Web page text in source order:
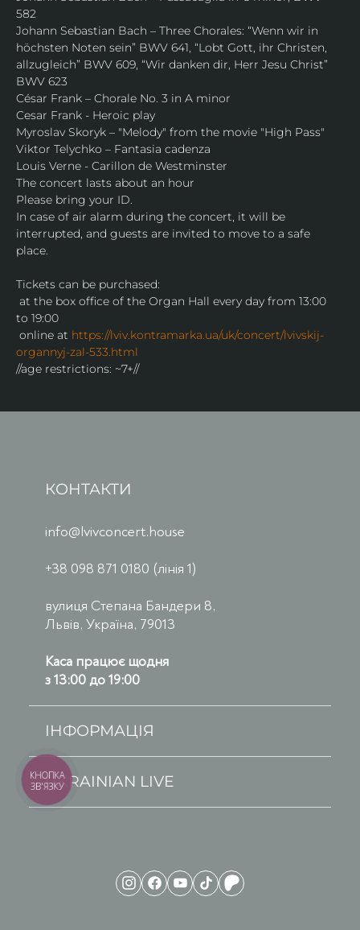
582
Johann Sebastian Bach – Three Chorales: “Wenn wir in
höchsten Noten sein” BWV 641, “Lobt Gott, ihr Christen,
allzugleich” BWV 609, “Wir danken dir, Herr Jesu Christ”
BWV 623
César Frank – Chorale No. 3 in A minor
Cesar Frank - Heroic play
Myroslav Skoryk – "Melody" from the movie "High Pass"
Viktor Telychko – Fantasia cadenza
Louis Verne - Carillon de Westminster
The concert lasts about an hour
Please bring your ID.
In case of air alarm during the concert, it will be
interrupted, and guests are invited to move to a safe
place.
Tickets can be purchased:
at the box office of the Organ Hall every day from 13:00
to 19:00
online at https://lviv.kontramarka.ua/uk/concert/lvivskij-
organnyj-zal-533.html
//age restrictions: ~7+//
КОНТАКТИ
info@lvivconcert.house
+38 098 871 0180 (лінія 1)
вулиця Степана Бандери 8,
Львів, Україна, 79013
Каса працює щодня
з 13:00 до 19:00
ІНФОРМАЦІЯ
UKRAINIAN LIVE
КНОПКА
ЗВ'ЯЗКУ